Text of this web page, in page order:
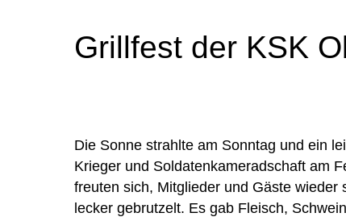
Grillfest der KSK
Die Sonne strahlte am Sonntag und ein
Krieger und Soldatenkameradschaft am
freuten sich, Mitglieder und Gäste
lecker gebrutzelt. Es gab Fleisch,